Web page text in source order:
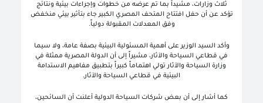
ثلاث وزارات، مشيداً بما تم عرضه من خطوات وإجراءات بيئية ونتائج
تؤكد عن أن حفل افتتاح المتحف المصري الكبير جاء بتأثير بيئي منخفض
وفق المعدلات المقبولة دولياً.
وأكد السيد الوزير على أهمية المسئولية البيئية بصفة عامة، ولا سيما
في قطاعي السياحة والآثار، مشيراً إلى أن الدولة المصرية ممثلة في
وزارة السياحة والآثار تولي اهتماماً كبيراً بتطبيق مفاهيم الاستدامة
البيئية في قطاعي السياحة والآثار.
كما أشار إلى أن بعض شركات السياحة الدولية أعلنت أن السائحين،